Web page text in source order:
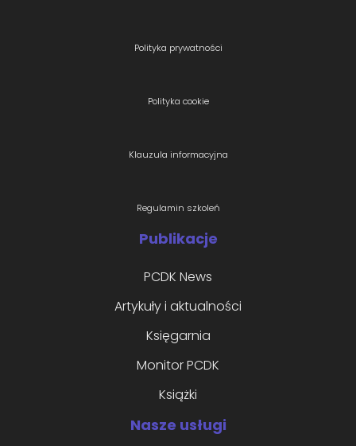
Polityka prywatności
Polityka cookie
Klauzula informacyjna
Regulamin szkoleń
Publikacje
PCDK News
Artykuły i aktualności
Księgarnia
Monitor PCDK
Książki
Nasze usługi